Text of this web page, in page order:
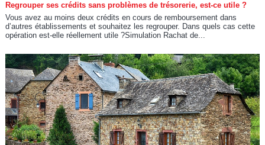
Regrouper ses crédits sans problèmes de trésorerie, est-ce utile ?
Vous avez au moins deux crédits en cours de remboursement dans
d’autres établissements et souhaitez les regrouper. Dans quels cas cette
opération est-elle réellement utile ?Simulation Rachat de...